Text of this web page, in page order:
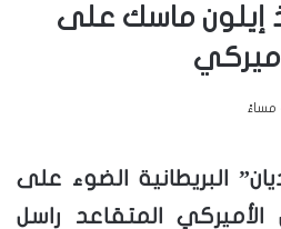
إيلون ماسك على
البريطانية الضوء على
الأميركي المتقاعد راسل